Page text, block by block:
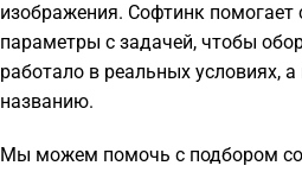
изображения. Софтинк помогает
параметры с задачей, чтобы
работало в реальных условиях,
названию.
Мы можем помочь с подбором